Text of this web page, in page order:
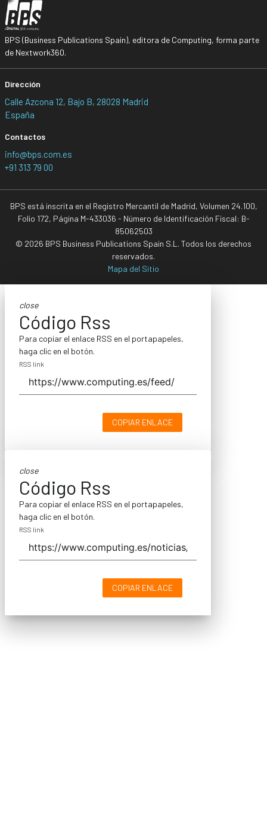
BPS (Business Publications Spain), editora de Computing, forma parte
de Nextwork360.
Dirección
Calle Azcona 12, Bajo B, 28028 Madrid
España
Contactos
info@bps.com.es
+91 313 79 00
BPS está inscrita en el Registro Mercantil de Madrid, Volumen 24.100,
Folio 172, Página M-433036 - Número de Identificación Fiscal: B-
85062503
© 2026 BPS Business Publications Spain S.L. Todos los derechos
reservados.
Mapa del Sitio
close
Código Rss
Para copiar el enlace RSS en el portapapeles,
haga clic en el botón.
RSS link
COPIAR ENLACE
close
Código Rss
Para copiar el enlace RSS en el portapapeles,
haga clic en el botón.
RSS link
COPIAR ENLACE